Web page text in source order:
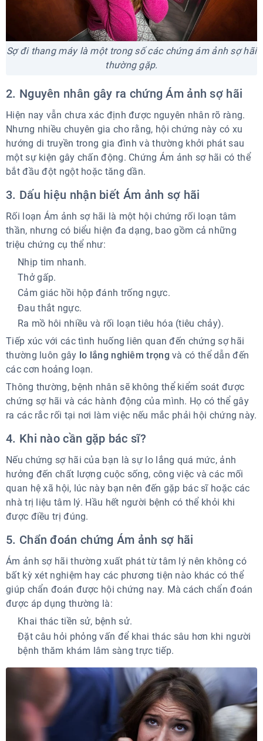
Sợ đi thang máy là một trong số các chứng ám ảnh sợ hãi
thường gặp.
2. Nguyên nhân gây ra chứng Ám ảnh sợ hãi
Hiện nay vẫn chưa xác định được nguyên nhân rõ ràng.
Nhưng nhiều chuyên gia cho rằng, hội chứng này có xu
hướng di truyền trong gia đình và thường khởi phát sau
một sự kiện gây chấn động. Chứng Ám ảnh sợ hãi có thể
bắt đầu đột ngột hoặc tăng dần.
3. Dấu hiệu nhận biết Ám ảnh sợ hãi
Rối loạn Ám ảnh sợ hãi là một hội chứng rối loạn tâm
thần, nhưng có biểu hiện đa dạng, bao gồm cả những
triệu chứng cụ thể như:
Nhịp tim nhanh.
Thở gấp.
Cảm giác hồi hộp đánh trống ngực.
Đau thắt ngực.
Ra mồ hôi nhiều và rối loạn tiêu hóa (tiêu chảy).
Tiếp xúc với các tình huống liên quan đến chứng sợ hãi
thường luôn gây lo lắng nghiêm trọng và có thể dẫn đến
các cơn hoảng loạn.
Thông thường, bệnh nhân sẽ không thể kiểm soát được
chứng sợ hãi và các hành động của mình. Họ có thể gây
ra các rắc rối tại nơi làm việc nếu mắc phải hội chứng này.
4. Khi nào cần gặp bác sĩ?
Nếu chứng sợ hãi của bạn là sự lo lắng quá mức, ảnh
hưởng đến chất lượng cuộc sống, công việc và các mối
quan hệ xã hội, lúc này bạn nên đến gặp bác sĩ hoặc các
nhà trị liệu tâm lý. Hầu hết người bệnh có thể khỏi khi
được điều trị đúng.
5. Chẩn đoán chứng Ám ảnh sợ hãi
Ám ảnh sợ hãi thường xuất phát từ tâm lý nên không có
bất kỳ xét nghiệm hay các phương tiện nào khác có thể
giúp chẩn đoán được hội chứng nay. Mà cách chẩn đoán
được áp dụng thường là:
Khai thác tiền sử, bệnh sử.
Đặt câu hỏi phỏng vấn để khai thác sâu hơn khi người
bệnh thăm khám lâm sàng trực tiếp.